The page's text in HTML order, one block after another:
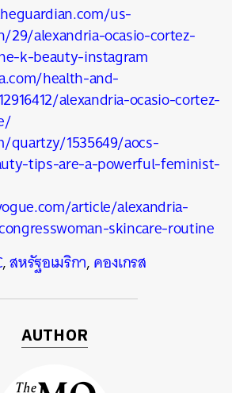
us-
29/alexandria-ocasio-cortez-
k-beauty-instagram
health-and-
alexandria-ocasio-cortez-
1535649/aocs-
tips-are-a-powerful-feminist-
article/alexandria-
skincare-routine
,สหรัฐอเมริกา,คองเกรส
AUTHOR